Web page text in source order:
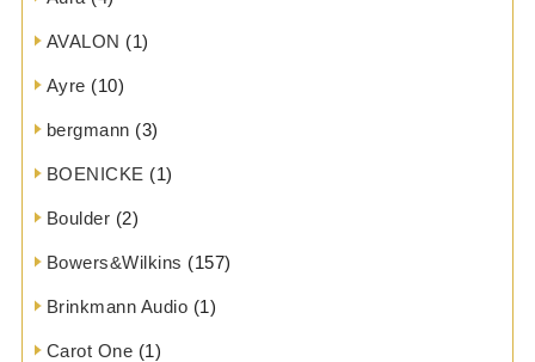
AVALON (1)
Ayre (10)
bergmann (3)
BOENICKE (1)
Boulder (2)
Bowers&Wilkins (157)
Brinkmann Audio (1)
Carot One (1)